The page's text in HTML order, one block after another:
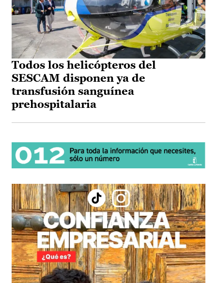
Todos los helicópteros del
SESCAM disponen ya de
transfusión sanguínea
prehospitalaria